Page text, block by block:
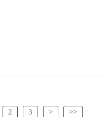
2 3 > >>